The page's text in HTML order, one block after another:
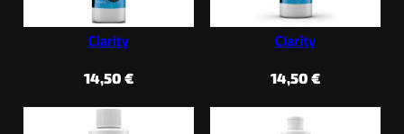
Clarity
14,50€
Clarity
14,50 €